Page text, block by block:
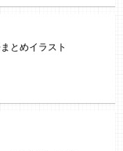
とめイラスト